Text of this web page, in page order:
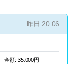
昨日 20:06
金額: 35,000円